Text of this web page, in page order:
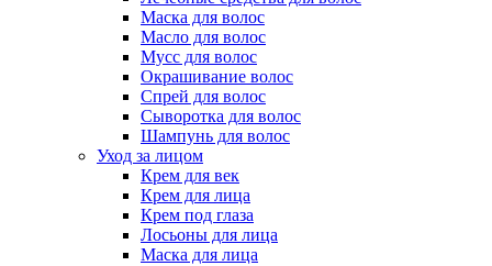
Маска для волос
Масло для волос
Мусс для волос
Окрашивание волос
Спрей для волос
Сыворотка для волос
Шампунь для волос
Уход за лицом
Крем для век
Крем для лица
Крем под глаза
Лосьоны для лица
Маска для лица